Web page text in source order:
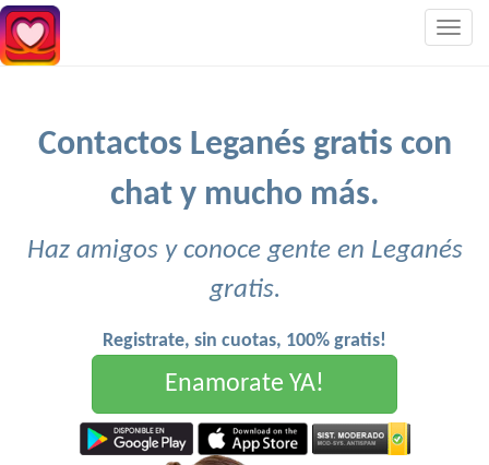
Contactos Leganés gratis con
chat y mucho más.
Haz amigos y conoce gente en Leganés
gratis.
Registrate, sin cuotas, 100% gratis!
Enamorate YA!